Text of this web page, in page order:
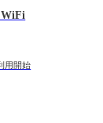
WiFi
用開始